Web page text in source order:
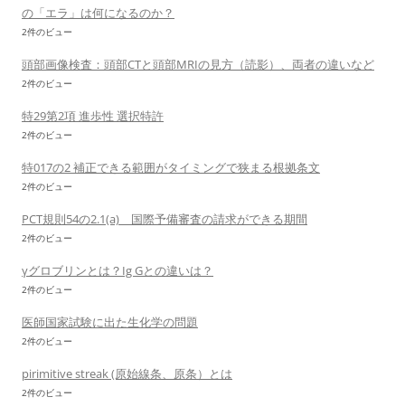
の「エラ」は何になるのか？
2件のビュー
頭部画像検査：頭部CTと頭部MRIの見方（読影）、両者の違いなど
2件のビュー
特29第2項 進歩性 選択特許
2件のビュー
特017の2 補正できる範囲がタイミングで狭まる根拠条文
2件のビュー
PCT規則54の2.1(a) 国際予備審査の請求ができる期間
2件のビュー
γグロブリンとは？Ig Gとの違いは？
2件のビュー
医師国家試験に出た生化学の問題
2件のビュー
pirimitive streak (原始線条、原条）とは
2件のビュー